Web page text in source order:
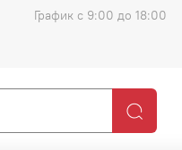
График с 9:00 до 18:00